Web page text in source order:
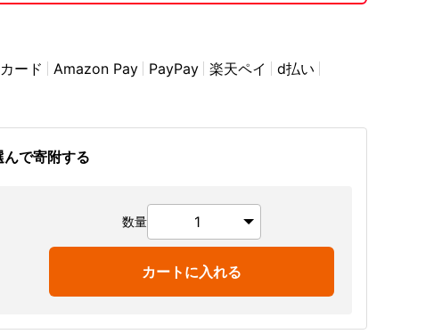
ード Amazon Pay PayPay 楽天ペイ
d払い
で寄附する
数量
カートに入れる